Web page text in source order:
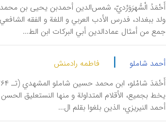
ولد ببغداد، فدرس الأدب العربي و اللغة و الفقه
جمع من أمثال عمادالدین أبي البرکات ابن الط...
أحمد شاملو |
فاطمه رادمنش
أحمد النیریزي، الذین بلغوا بقلم ال...